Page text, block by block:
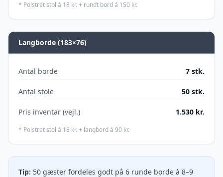
* Polstret stol á 18 kr. + rundt bord á 150 kr.
Langborde (183×76)
Antal borde 7 stk.
Antal stole 50 stk.
Pris inventar (vejl.) 1.530 kr.
* Polstret stol á 18 kr. + langbord á 90 kr.
Tip: 50 gæster fordeles godt på 6 runde borde à 8–9